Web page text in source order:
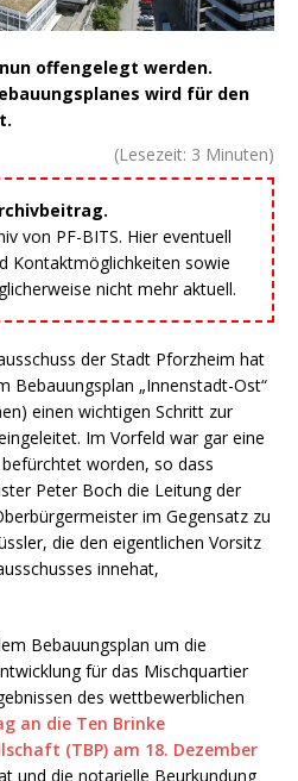
offengelegt werden.
wird für den
(Lesezeit: 3 Minuten)
von PF-BITS. Hier eventuell
Kontaktmöglichkeiten sowie
nicht mehr aktuell.
der Stadt Pforzheim hat
Bebauungsplan „Innenstadt-Ost“
einen wichtigen Schritt zur
Im Vorfeld war gar eine
worden, so dass
Peter Boch die Leitung der
im Gegensatz zu
die den eigentlichen Vorsitz
innehat,
Bebauungsplan um die
für das Mischquartier
des wettbewerblichen
an die Ten Brinke
(TBP) am 18. Dezember
und die notarielle Beurkundung